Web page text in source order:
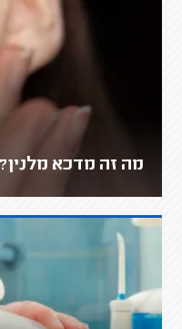
מה זה מדכא מלנין?